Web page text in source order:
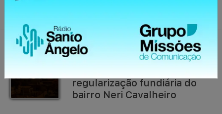
regularização fundiária do
bairro Neri Cavalheiro